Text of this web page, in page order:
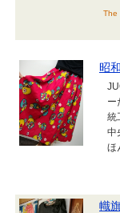
The
昭
ー
統
中
ほ
幟